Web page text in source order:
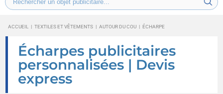
ACCUEIL | TEXTILES ET VÊTEMENTS | AUTOUR DU COU | ÉCHARPE
Écharpes publicitaires
personnalisées | Devis
express